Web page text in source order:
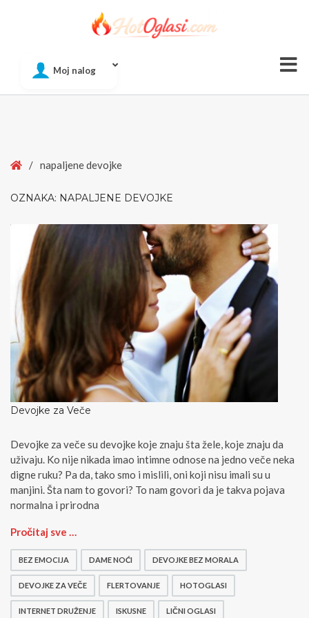
Moj nalog
Home
/ napaljene devojke
OZNAKA: NAPALJENE DEVOJKE
Devojke za Veče
Devojke za veče su devojke koje znaju šta žele, koje znaju da
uživaju. Ko nije nikada imao intimne odnose na jedno veče neka
digne ruku? Pa da, tako smo i mislili, oni koji nisu imali su u
manjini. Šta nam to govori? To nam govori da je takva pojava
normalna i prirodna
D
o
k
Pročitaj sve …
BEZ EMOCIJA DAME NOĆI DEVOJKE BEZ MORALA
DEVOJKE ZA VEČE FLERTOVANJE HOTOGLASI
INTERNET DRUŽENJE ISKUSNE LIČNI OGLASI